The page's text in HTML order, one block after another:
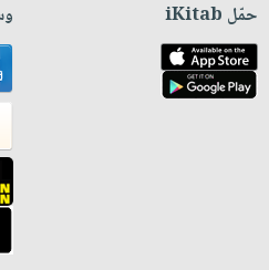
حمّل iKitab